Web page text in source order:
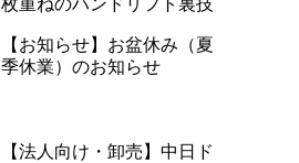
【お知らせ】お盆休み（夏
季休業）のお知らせ
【法人向け・卸売】中日ド